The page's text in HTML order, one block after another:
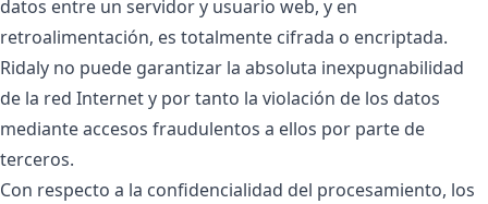
datos entre un servidor y usuario web, y en
retroalimentación, es totalmente cifrada o encriptada.
Ridaly no puede garantizar la absoluta inexpugnabilidad
de la red Internet y por tanto la violación de los datos
mediante accesos fraudulentos a ellos por parte de
terceros.
Con respecto a la confidencialidad del procesamiento, los